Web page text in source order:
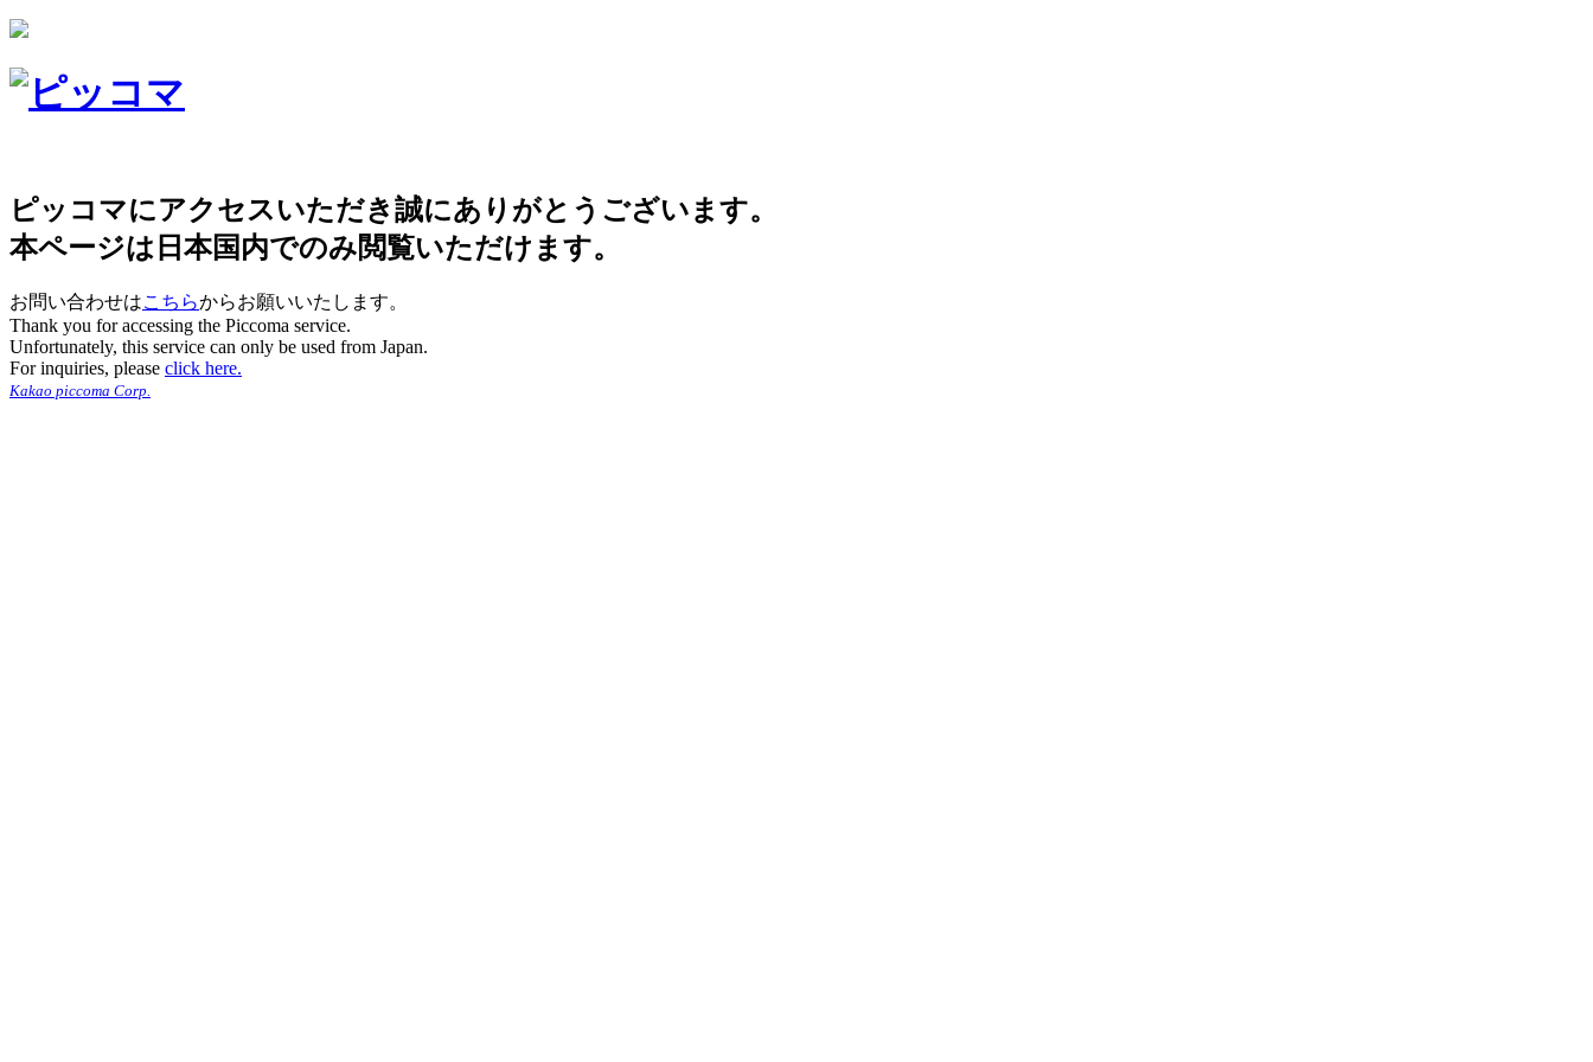
ピッコマにアクセスいただき誠にありがとうございます。
本ページは日本国内でのみ閲覧いただけます。
お問い合わせはこちらからお願いいたします。
Thank you for accessing the Piccoma service.
Unfortunately, this service can only be used from Japan.
For inquiries, please click here.
Kakao piccoma Corp.